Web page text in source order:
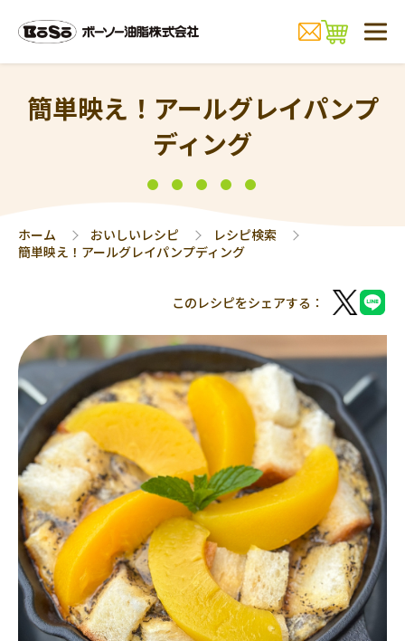
簡単映え！アールグレイパンプ
ディング
ホーム おいしいレシピ
レシピ検索
簡単映え！アールグレイパンプディング
このレシピをシェアする：